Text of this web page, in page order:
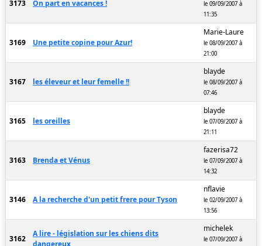
3173 On part en vacances !
le 09/09/2007 à
11:35
3169 Une petite copine pour Azur!
Marie-Laure
le 08/09/2007 à
21:00
3167 les éleveur et leur femelle !!
blayde
le 08/09/2007 à
07:46
3165 les oreilles
blayde
le 07/09/2007 à
21:11
3163 Brenda et Vénus
fazerisa72
le 07/09/2007 à
14:32
3146 A la recherche d'un petit frere pour Tyson
nflavie
le 02/09/2007 à
13:56
3162
A lire - législation sur les chiens dits
dangereux
michelek
le 07/09/2007 à